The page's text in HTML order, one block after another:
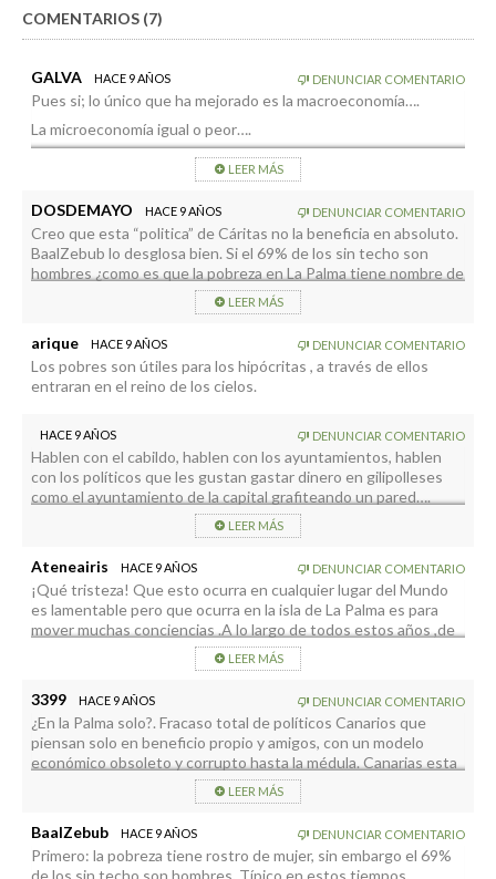
COMENTARIOS (7)
GALVA HACE 9 AÑOS DENUNCIAR COMENTARIO
Pues si; lo único que ha mejorado es la macroeconomía….
La microeconomía igual o peor….
Opino que a los hombres nos pierde el orgullo a la hora de
pedir; las mujeres lo asumen antes: No hay, pues hay que cubrir
Una desgracia haber llegado al ultrcapitalismo encerrado en
nuestro Neocaciqusmo….
Viva el Festival del amor…
LEER MÁS
DOSDEMAYO HACE 9 AÑOS DENUNCIAR COMENTARIO
Creo que esta “politica” de Cáritas no la beneficia en absoluto.
BaalZebub lo desglosa bien. Si el 69% de los sin techo son
hombres ¿como es que la pobreza en La Palma tiene nombre de
mujer? ¿Que clase de estadísticas presentan? ¿Son todas
LEER MÁS
arique HACE 9 AÑOS DENUNCIAR COMENTARIO
Los pobres son útiles para los hipócritas , a través de ellos
entraran en el reino de los cielos.
HACE 9 AÑOS DENUNCIAR COMENTARIO
Hablen con el cabildo, hablen con los ayuntamientos, hablen
con los políticos que les gustan gastar dinero en gilipolleses
como el ayuntamiento de la capital grafiteando un pared….
LEER MÁS
Ateneairis HACE 9 AÑOS DENUNCIAR COMENTARIO
¡Qué tristeza! Que esto ocurra en cualquier lugar del Mundo
es lamentable pero que ocurra en la isla de La Palma es para
mover muchas conciencias .A lo largo de todos estos años ,de
gobernantes totalmente nefastos , para Canarias y en especial
para esta isla ,se han hecho inversiones multimillonarias en
Aeropuerto ,etc.)que para nada eran prioritarias en la isla , so lo
para los interesas personal y de partido de quienes así lo
decidieron ! .Esta noticia confirma lo que los palmeros sabemos
, después de venir observando y padeciendo : su población
sigue siendo la misma de hace cincuenta años , hemos perdido
a nuestros descendientes que se han tenido que ir de la isla y
no se ha hecho nada para que vuelvan , la inmensa mayoría de
sus habitantes , población envejecida, a lo que se comenta en
la noticia le añadimos : pobreza emocional :soledad, decepción,
LEER MÁS
3399 HACE 9 AÑOS DENUNCIAR COMENTARIO
¿En la Palma solo?. Fracaso total de políticos Canarios que
piensan solo en beneficio propio y amigos, con un modelo
económico obsoleto y corrupto hasta la médula. Canarias esta
a la cabeza del país con el 30% de la población en régimen de
pobreza y exclusion social y donde millones de euros se
hoteleras.
LEER MÁS
BaalZebub HACE 9 AÑOS DENUNCIAR COMENTARIO
Primero: la pobreza tiene rostro de mujer, sin embargo el 69%
de los sin techo son hombres. Típico en estos tiempos.